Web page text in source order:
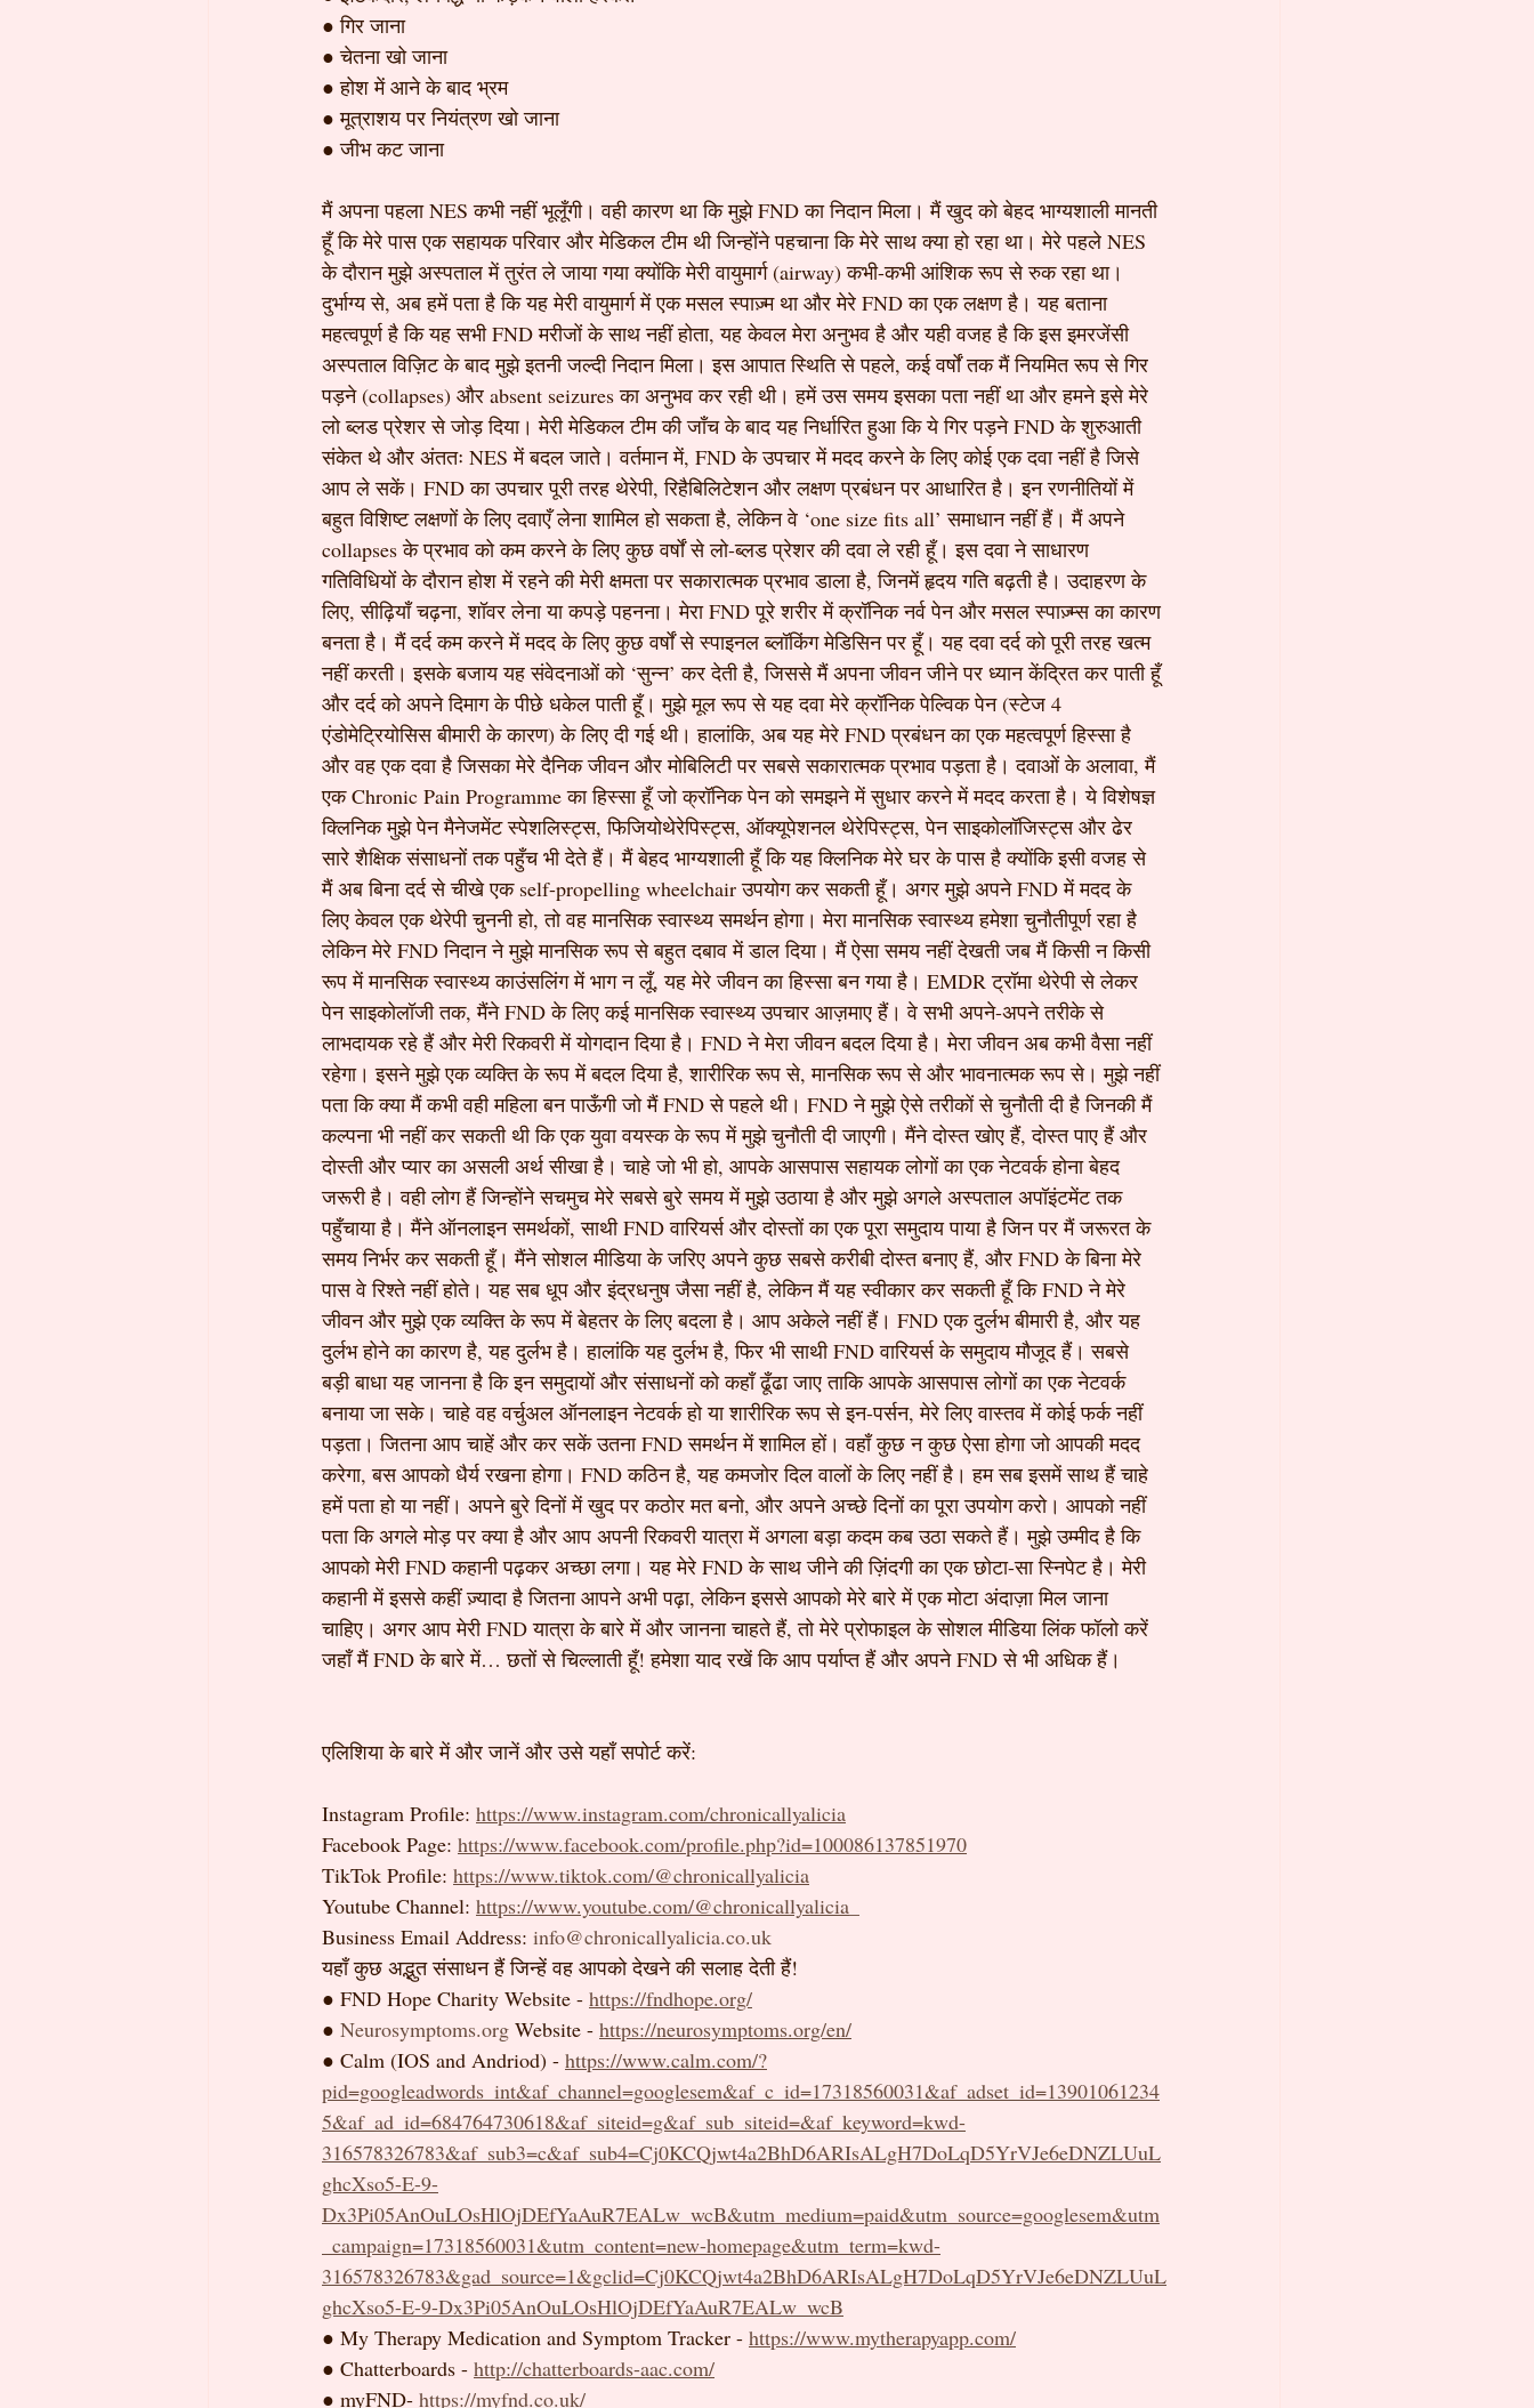
● गिर जाना
● चेतना खो जाना
● होश में आने के बाद भ्रम
● मूत्राशय पर नियंत्रण खो जाना
● जीभ कट जाना
मैं अपना पहला NES कभी नहीं भूलूँगी। वही कारण था कि मुझे FND का निदान मिला। मैं खुद को बेहद भाग्यशाली मानती
हूँ कि मेरे पास एक सहायक परिवार और मेडिकल टीम थी जिन्होंने पहचाना कि मेरे साथ क्या हो रहा था। मेरे पहले NES
के दौरान मुझे अस्पताल में तुरंत ले जाया गया क्योंकि मेरी वायुमार्ग (airway) कभी-कभी आंशिक रूप से रुक रहा था।
दुर्भाग्य से, अब हमें पता है कि यह मेरी वायुमार्ग में एक मसल स्पाज़्म था और मेरे FND का एक लक्षण है। यह बताना
महत्वपूर्ण है कि यह सभी FND मरीजों के साथ नहीं होता, यह केवल मेरा अनुभव है और यही वजह है कि इस इमरजेंसी
अस्पताल विज़िट के बाद मुझे इतनी जल्दी निदान मिला। इस आपात स्थिति से पहले, कई वर्षों तक मैं नियमित रूप से गिर
पड़ने (collapses) और absent seizures का अनुभव कर रही थी। हमें उस समय इसका पता नहीं था और हमने इसे मेरे
लो ब्लड प्रेशर से जोड़ दिया। मेरी मेडिकल टीम की जाँच के बाद यह निर्धारित हुआ कि ये गिर पड़ने FND के शुरुआती
संकेत थे और अंततः NES में बदल जाते। वर्तमान में, FND के उपचार में मदद करने के लिए कोई एक दवा नहीं है जिसे
आप ले सकें। FND का उपचार पूरी तरह थेरेपी, रिहैबिलिटेशन और लक्षण प्रबंधन पर आधारित है। इन रणनीतियों में
बहुत विशिष्ट लक्षणों के लिए दवाएँ लेना शामिल हो सकता है, लेकिन वे ‘one size fits all’ समाधान नहीं हैं। मैं अपने
collapses के प्रभाव को कम करने के लिए कुछ वर्षों से लो-ब्लड प्रेशर की दवा ले रही हूँ। इस दवा ने साधारण
गतिविधियों के दौरान होश में रहने की मेरी क्षमता पर सकारात्मक प्रभाव डाला है, जिनमें हृदय गति बढ़ती है। उदाहरण के
लिए, सीढ़ियाँ चढ़ना, शॉवर लेना या कपड़े पहनना। मेरा FND पूरे शरीर में क्रॉनिक नर्व पेन और मसल स्पाज़्म्स का कारण
बनता है। मैं दर्द कम करने में मदद के लिए कुछ वर्षों से स्पाइनल ब्लॉकिंग मेडिसिन पर हूँ। यह दवा दर्द को पूरी तरह खत्म
नहीं करती। इसके बजाय यह संवेदनाओं को ‘सुन्न’ कर देती है, जिससे मैं अपना जीवन जीने पर ध्यान केंद्रित कर पाती हूँ
और दर्द को अपने दिमाग के पीछे धकेल पाती हूँ। मुझे मूल रूप से यह दवा मेरे क्रॉनिक पेल्विक पेन (स्टेज 4
एंडोमेट्रियोसिस बीमारी के कारण) के लिए दी गई थी। हालांकि, अब यह मेरे FND प्रबंधन का एक महत्वपूर्ण हिस्सा है
और वह एक दवा है जिसका मेरे दैनिक जीवन और मोबिलिटी पर सबसे सकारात्मक प्रभाव पड़ता है। दवाओं के अलावा, मैं
एक Chronic Pain Programme का हिस्सा हूँ जो क्रॉनिक पेन को समझने में सुधार करने में मदद करता है। ये विशेषज्ञ
क्लिनिक मुझे पेन मैनेजमेंट स्पेशलिस्ट्स, फिजियोथेरेपिस्ट्स, ऑक्यूपेशनल थेरेपिस्ट्स, पेन साइकोलॉजिस्ट्स और ढेर
सारे शैक्षिक संसाधनों तक पहुँच भी देते हैं। मैं बेहद भाग्यशाली हूँ कि यह क्लिनिक मेरे घर के पास है क्योंकि इसी वजह से
मैं अब बिना दर्द से चीखे एक self-propelling wheelchair उपयोग कर सकती हूँ। अगर मुझे अपने FND में मदद के
लिए केवल एक थेरेपी चुननी हो, तो वह मानसिक स्वास्थ्य समर्थन होगा। मेरा मानसिक स्वास्थ्य हमेशा चुनौतीपूर्ण रहा है
लेकिन मेरे FND निदान ने मुझे मानसिक रूप से बहुत दबाव में डाल दिया। मैं ऐसा समय नहीं देखती जब मैं किसी न किसी
रूप में मानसिक स्वास्थ्य काउंसलिंग में भाग न लूँ, यह मेरे जीवन का हिस्सा बन गया है। EMDR ट्रॉमा थेरेपी से लेकर
पेन साइकोलॉजी तक, मैंने FND के लिए कई मानसिक स्वास्थ्य उपचार आज़माए हैं। वे सभी अपने-अपने तरीके से
लाभदायक रहे हैं और मेरी रिकवरी में योगदान दिया है। FND ने मेरा जीवन बदल दिया है। मेरा जीवन अब कभी वैसा नहीं
रहेगा। इसने मुझे एक व्यक्ति के रूप में बदल दिया है, शारीरिक रूप से, मानसिक रूप से और भावनात्मक रूप से। मुझे नहीं
पता कि क्या मैं कभी वही महिला बन पाऊँगी जो मैं FND से पहले थी। FND ने मुझे ऐसे तरीकों से चुनौती दी है जिनकी मैं
कल्पना भी नहीं कर सकती थी कि एक युवा वयस्क के रूप में मुझे चुनौती दी जाएगी। मैंने दोस्त खोए हैं, दोस्त पाए हैं और
दोस्ती और प्यार का असली अर्थ सीखा है। चाहे जो भी हो, आपके आसपास सहायक लोगों का एक नेटवर्क होना बेहद
जरूरी है। वही लोग हैं जिन्होंने सचमुच मेरे सबसे बुरे समय में मुझे उठाया है और मुझे अगले अस्पताल अपॉइंटमेंट तक
पहुँचाया है। मैंने ऑनलाइन समर्थकों, साथी FND वारियर्स और दोस्तों का एक पूरा समुदाय पाया है जिन पर मैं जरूरत के
समय निर्भर कर सकती हूँ। मैंने सोशल मीडिया के जरिए अपने कुछ सबसे करीबी दोस्त बनाए हैं, और FND के बिना मेरे
पास वे रिश्ते नहीं होते। यह सब धूप और इंद्रधनुष जैसा नहीं है, लेकिन मैं यह स्वीकार कर सकती हूँ कि FND ने मेरे
जीवन और मुझे एक व्यक्ति के रूप में बेहतर के लिए बदला है। आप अकेले नहीं हैं। FND एक दुर्लभ बीमारी है, और यह
दुर्लभ होने का कारण है, यह दुर्लभ है। हालांकि यह दुर्लभ है, फिर भी साथी FND वारियर्स के समुदाय मौजूद हैं। सबसे
बड़ी बाधा यह जानना है कि इन समुदायों और संसाधनों को कहाँ ढूँढा जाए ताकि आपके आसपास लोगों का एक नेटवर्क
बनाया जा सके। चाहे वह वर्चुअल ऑनलाइन नेटवर्क हो या शारीरिक रूप से इन-पर्सन, मेरे लिए वास्तव में कोई फर्क नहीं
पड़ता। जितना आप चाहें और कर सकें उतना FND समर्थन में शामिल हों। वहाँ कुछ न कुछ ऐसा होगा जो आपकी मदद
करेगा, बस आपको धैर्य रखना होगा। FND कठिन है, यह कमजोर दिल वालों के लिए नहीं है। हम सब इसमें साथ हैं चाहे
हमें पता हो या नहीं। अपने बुरे दिनों में खुद पर कठोर मत बनो, और अपने अच्छे दिनों का पूरा उपयोग करो। आपको नहीं
पता कि अगले मोड़ पर क्या है और आप अपनी रिकवरी यात्रा में अगला बड़ा कदम कब उठा सकते हैं। मुझे उम्मीद है कि
आपको मेरी FND कहानी पढ़कर अच्छा लगा। यह मेरे FND के साथ जीने की ज़िंदगी का एक छोटा-सा स्निपेट है। मेरी
कहानी में इससे कहीं ज़्यादा है जितना आपने अभी पढ़ा, लेकिन इससे आपको मेरे बारे में एक मोटा अंदाज़ा मिल जाना
चाहिए। अगर आप मेरी FND यात्रा के बारे में और जानना चाहते हैं, तो मेरे प्रोफाइल के सोशल मीडिया लिंक फॉलो करें
जहाँ मैं FND के बारे में… छतों से चिल्लाती हूँ! हमेशा याद रखें कि आप पर्याप्त हैं और अपने FND से भी अधिक हैं।
एलिशिया के बारे में और जानें और उसे यहाँ सपोर्ट करें:
Instagram Profile: https://www.instagram.com/chronicallyalicia
Facebook Page: https://www.facebook.com/profile.php?id=100086137851970
TikTok Profile: https://www.tiktok.com/@chronicallyalicia
Youtube Channel: https://www.youtube.com/@chronicallyalicia
Business Email Address: info@chronicallyalicia.co.uk
यहाँ कुछ अद्भुत संसाधन हैं जिन्हें वह आपको देखने की सलाह देती हैं!
● FND Hope Charity Website - https://fndhope.org/
● Neurosymptoms.org Website - https://neurosymptoms.org/en/
● Calm (IOS and Andriod) - https://www.calm.com/?
pid=googleadwords_int&af_channel=googlesem&af_c_id=17318560031&af_adset_id=13901061234
5&af_ad_id=684764730618&af_siteid=g&af_sub_siteid=&af_keyword=kwd-
316578326783&af_sub3=c&af_sub4=Cj0KCQjwt4a2BhD6ARIsALgH7DoLqD5YrVJe6eDNZLUuL
ghcXso5-E-9-
Dx3Pi05AnOuLOsHlOjDEfYaAuR7EALw_wcB&utm_medium=paid&utm_source=googlesem&utm
_campaign=17318560031&utm_content=new-homepage&utm_term=kwd-
316578326783&gad_source=1&gclid=Cj0KCQjwt4a2BhD6ARIsALgH7DoLqD5YrVJe6eDNZLUuL
ghcXso5-E-9-Dx3Pi05AnOuLOsHlOjDEfYaAuR7EALw_wcB
● My Therapy Medication and Symptom Tracker - https://www.mytherapyapp.com/
● Chatterboards - http://chatterboards-aac.com/
● myFND- https://myfnd.co.uk/